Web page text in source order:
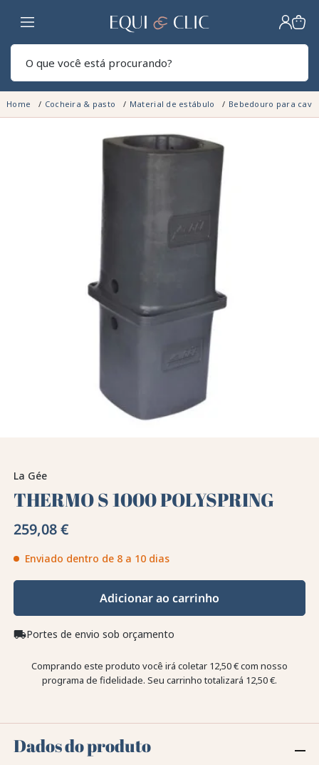
Lar
Home Cocheira & pasto Material de estábulo Bebedouro para
La Gée
THERMO S 1000 POLYSPRING
259,08 €
Enviado dentro de 8 a 10 dias
Adicionar ao carrinho
local_shippingPortes de envio sob orçamento
Comprando este produto você irá coletar 12,50 €com nosso
programa de fidelidade. Seu carrinho totalizará 12,50 €.
Dados do produto